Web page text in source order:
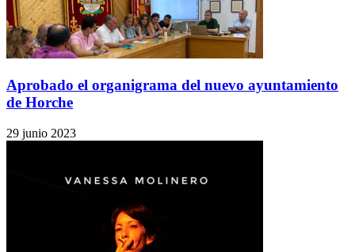
Aprobado el organigrama del nuevo ayuntamiento
de Horche
29 junio 2023